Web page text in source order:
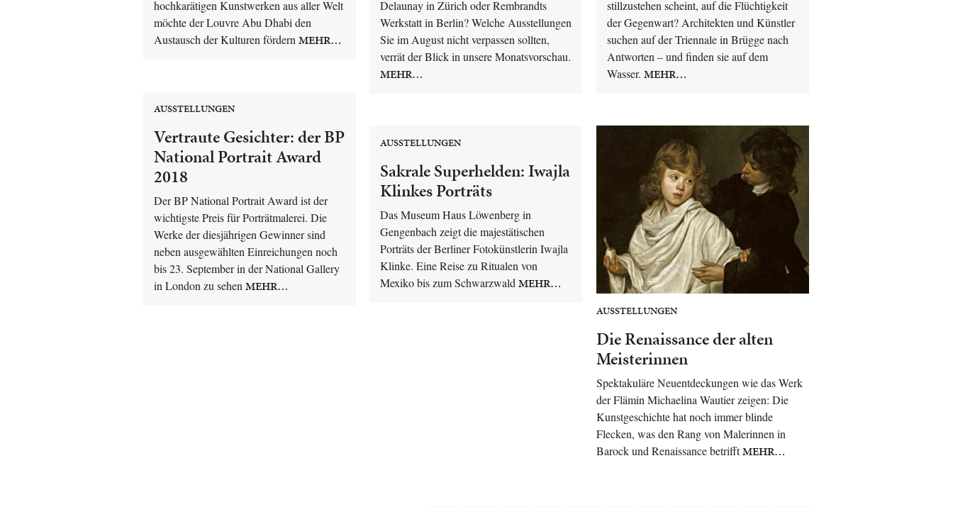
hochkarätigen Kunstwerken aus aller Welt
möchte der Louvre Abu Dhabi den
Austausch der Kulturen fördern MEHR…
Delaunay in Zürich oder Rembrandts
Werkstatt in Berlin? Welche Ausstellungen
Sie im August nicht verpassen sollten,
verrät der Blick in unsere Monatsvorschau.
MEHR…
stillzustehen scheint, auf die Flüchtigkeit
der Gegenwart? Architekten und Künstler
suchen auf der Triennale in Brügge nach
Antworten – und finden sie auf dem
Wasser. MEHR…
AUSSTELLUNGEN
Vertraute Gesichter: der BP
National Portrait Award
2018
Der BP National Portrait Award ist der
wichtigste Preis für Porträtmalerei. Die
Werke der diesjährigen Gewinner sind
neben ausgewählten Einreichungen noch
bis 23. September in der National Gallery
in London zu sehen MEHR…
AUSSTELLUNGEN
Sakrale Superhelden: Iwajla
Klinkes Porträts
Das Museum Haus Löwenberg in
Gengenbach zeigt die majestätischen
Porträts der Berliner Fotokünstlerin Iwajla
Klinke. Eine Reise zu Ritualen von
Mexiko bis zum Schwarzwald MEHR…
AUSSTELLUNGEN
Die Renaissance der alten
Meisterinnen
Spektakuläre Neuentdeckungen wie das Werk
der Flämin Michaelina Wautier zeigen: Die
Kunstgeschichte hat noch immer blinde
Flecken, was den Rang von Malerinnen in
Barock und Renaissance betrifftMEHR…